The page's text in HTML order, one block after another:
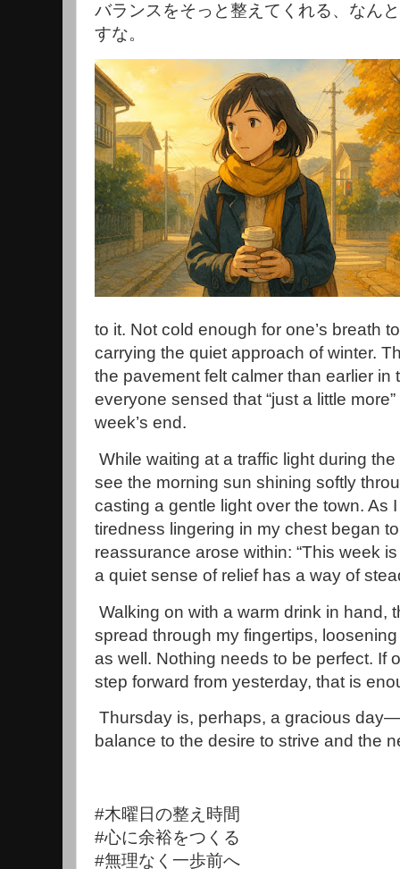
バランスをそっと整えてくれる、なん
すな。
to it. Not cold enough for one’s breath
carrying the quiet approach of winter.
the pavement felt calmer than earlier in
everyone sensed that “just a little
week’s end.
While waiting at a traffic light during
see the morning sun shining softly
casting a gentle light over the town. As
tiredness lingering in my chest began
reassurance arose within: “This week
a quiet sense of relief has a way of
Walking on with a warm drink in hand,
spread through my fingertips,
as well. Nothing needs to be perfect. If
step forward from yesterday, that is
Thursday is, perhaps, a gracious
balance to the desire to strive and the
#木曜日の整え時間
#心に余裕をつくる
#無理なく一歩前へ